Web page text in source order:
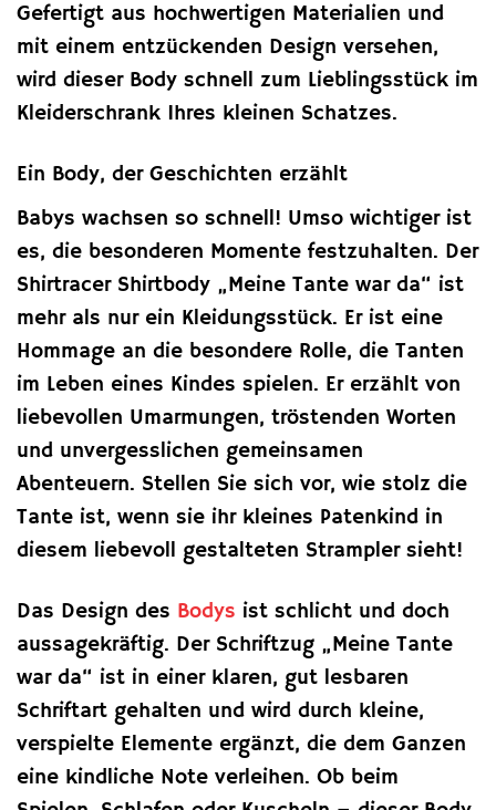
Gefertigt aus hochwertigen Materialien und
mit einem entzückenden Design versehen,
wird dieser Body schnell zum Lieblingsstück im
Kleiderschrank Ihres kleinen Schatzes.
Ein Body, der Geschichten erzählt
Babys wachsen so schnell! Umso wichtiger ist
es, die besonderen Momente festzuhalten. Der
Shirtracer Shirtbody „Meine Tante war da“ ist
mehr als nur ein Kleidungsstück. Er ist eine
Hommage an die besondere Rolle, die Tanten
im Leben eines Kindes spielen. Er erzählt von
liebevollen Umarmungen, tröstenden Worten
und unvergesslichen gemeinsamen
Abenteuern. Stellen Sie sich vor, wie stolz die
Tante ist, wenn sie ihr kleines Patenkind in
diesem liebevoll gestalteten Strampler sieht!
Das Design des Bodys ist schlicht und doch
aussagekräftig. Der Schriftzug „Meine Tante
war da“ ist in einer klaren, gut lesbaren
Schriftart gehalten und wird durch kleine,
verspielte Elemente ergänzt, die dem Ganzen
eine kindliche Note verleihen. Ob beim